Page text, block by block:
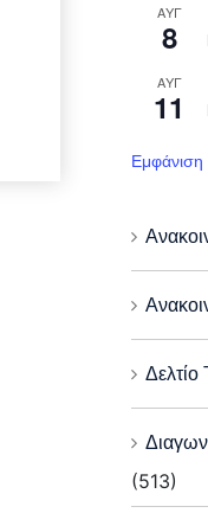
ΑΥΓ
8
ΑΥΓ
11
Εμφάνιση
(513)